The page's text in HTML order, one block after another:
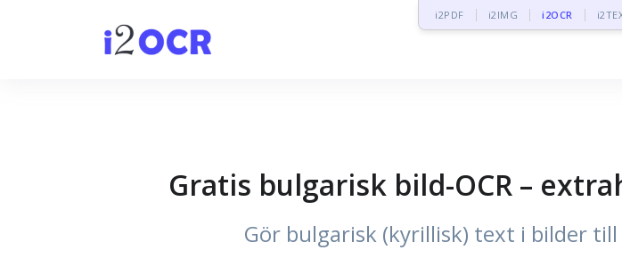
i2PDF i2IMG i2OCR
Gratis bulgarisk bild-OCR –
Gör bulgarisk (kyrillisk) text i bilder